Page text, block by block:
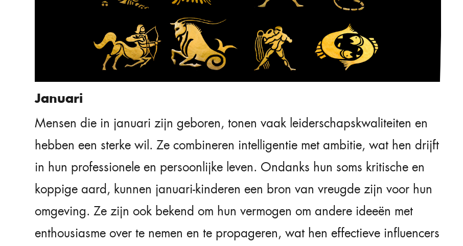
Januari
Mensen die in januari zijn geboren, tonen vaak leiderschapskwaliteiten en
hebben een sterke wil. Ze combineren intelligentie met ambitie, wat hen drijft
in hun professionele en persoonlijke leven. Ondanks hun soms kritische en
koppige aard, kunnen januari-kinderen een bron van vreugde zijn voor hun
omgeving. Ze zijn ook bekend om hun vermogen om andere ideeën met
enthousiasme over te nemen en te propageren, wat hen effectieve influencers